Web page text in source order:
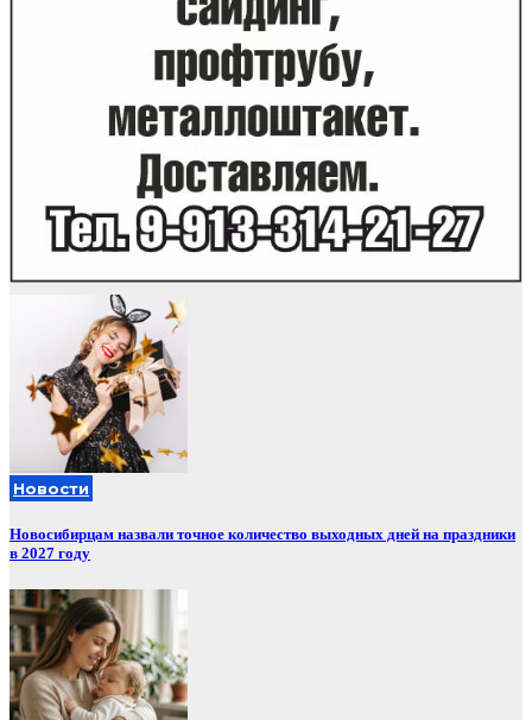
Новости
Новосибирцам назвали точное количество выходных дней на праздники
в 2027 году